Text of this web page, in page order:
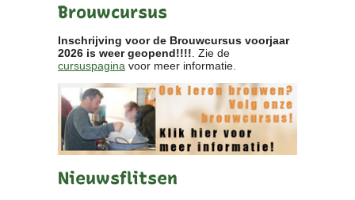
Brouwcursus
Inschrijving voor de Brouwcursus voorjaar
2026 is weer geopend!!!!. Zie de
cursuspagina voor meer informatie.
Nieuwsflitsen
- Professioneel
- Biersommeliers
Recepten
Recepten
Zoeken
Bericht